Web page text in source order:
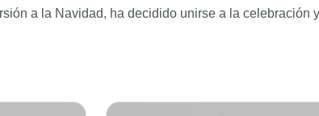
a la Navidad, ha decidido unirse a la celebración